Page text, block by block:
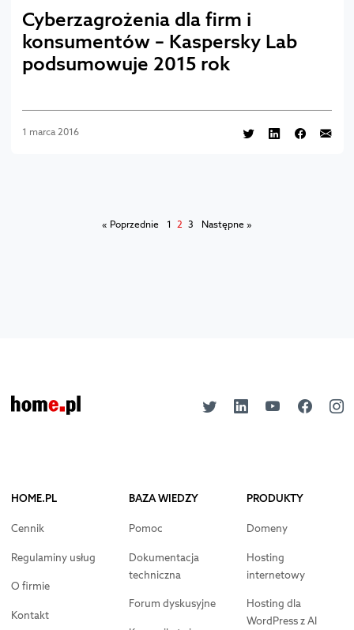
Cyberzagrożenia dla firm i
konsumentów – Kaspersky Lab
podsumowuje 2015 rok
1 marca 2016
« Poprzednie 1 2 3 Następne »
HOME.PL
Cennik
Regulaminy usług
O firmie
Kontakt
BAZA WIEDZY
Pomoc
Dokumentacja
techniczna
Forum dyskusyjne
PRODUKTY
Domeny
Hosting
internetowy
Hosting dla
WordPress z AI